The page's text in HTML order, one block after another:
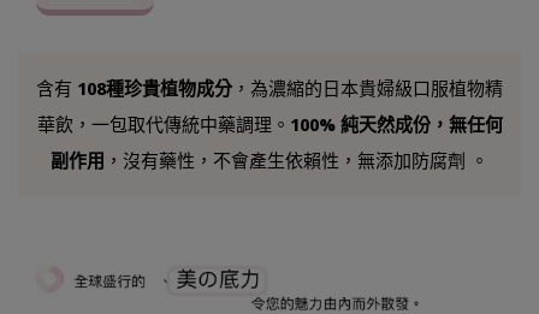
含有 108種珍貴植物成分 ，為濃縮的日本貴婦級口服植物精
華飲，一包取代傳統中藥調理。 100% 純天然成份，無任何
副作用 ，沒有藥性，不會產生依賴性，無添加防腐劑 。